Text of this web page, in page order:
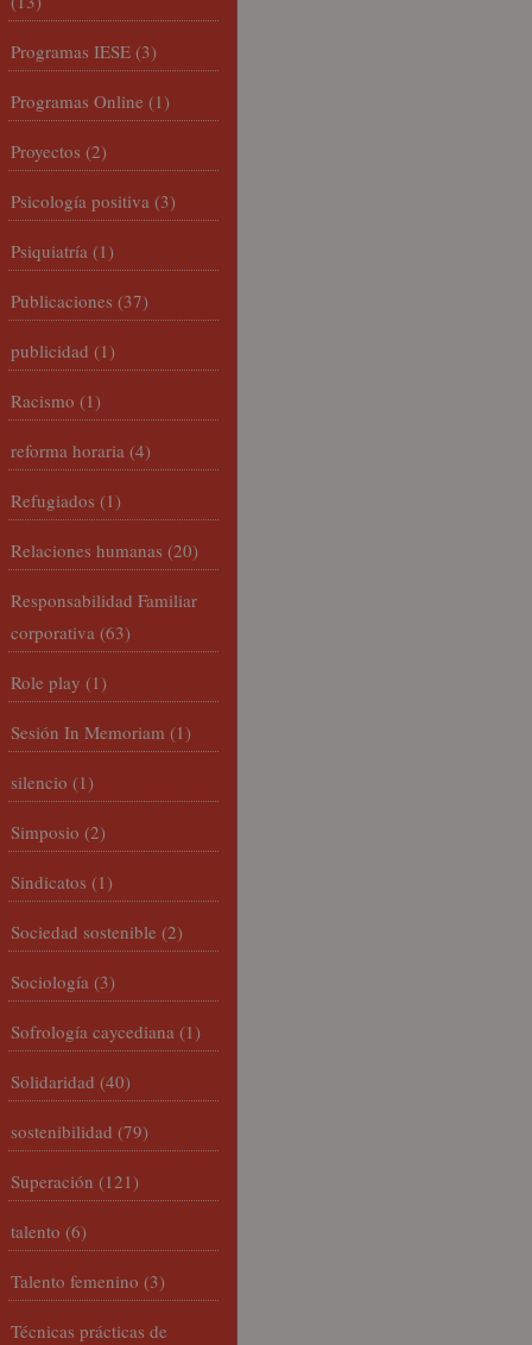
Programas IESE (3)
Programas Online (1)
Proyectos (2)
Psicología positiva (3)
Psiquiatría (1)
Publicaciones (37)
publicidad (1)
Racismo (1)
reforma horaria (4)
Refugiados (1)
Relaciones humanas (20)
Responsabilidad Familiar
corporativa (63)
Role play (1)
Sesión In Memoriam (1)
silencio (1)
Simposio (2)
Sindicatos (1)
Sociedad sostenible (2)
Sociología (3)
Sofrología caycediana (1)
Solidaridad (40)
sostenibilidad (79)
Superación (121)
talento (6)
Talento femenino (3)
Técnicas prácticas de